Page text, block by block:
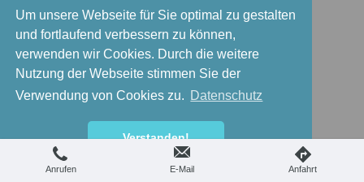
Um unsere Webseite für Sie optimal zu gestalten
und fortlaufend verbessern zu können,
verwenden wir Cookies. Durch die weitere
Nutzung der Webseite stimmen Sie der
Verwendung von Cookies zu. Datenschutz
Verstanden!
Anrufen E-Mail Anfahrt